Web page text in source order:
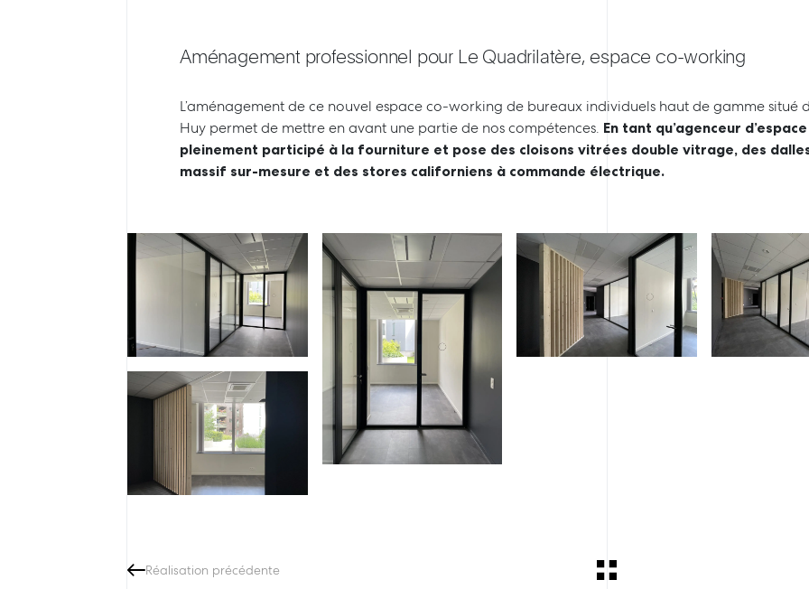
Aménagement professionnel pour Le Quadrilatère, espace co-working
L’aménagement de ce nouvel espace co-working de bureaux individuels haut de gamme
Huy permet de mettre en avant une partie de nos compétences. En tant qu’agenceur
pleinement participé à la fourniture et pose des cloisons vitrées double vitrage, des
massif sur-mesure et des stores californiens à commande électrique.
Réalisation précédente